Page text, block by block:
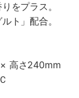
をプラス。
ト」配合。
高さ240mm